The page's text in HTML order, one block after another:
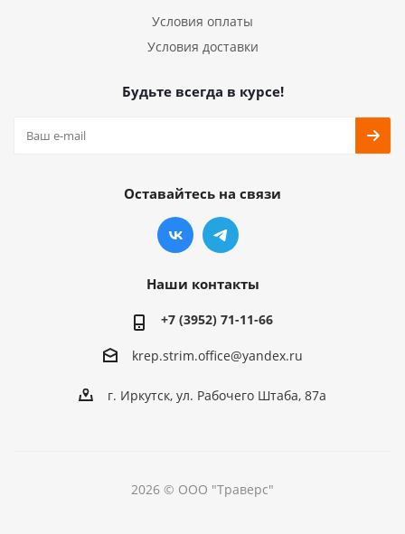
Условия оплаты
Условия доставки
Будьте всегда в курсе!
Оставайтесь на связи
Наши контакты
+7 (3952) 71-11-66
krep.strim.office@yandex.ru
г. Иркутск, ул. Рабочего Штаба, 87а
2026 © ООО "Траверс"